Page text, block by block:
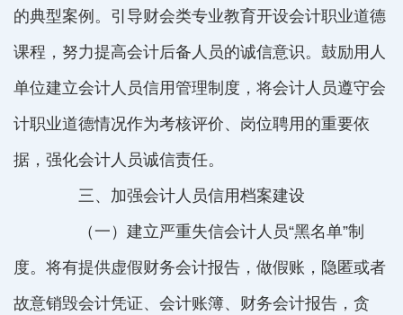
的典型案例。引导财会类专业教育开设会计职业道德
课程，努力提高会计后备人员的诚信意识。鼓励用人
单位建立会计人员信用管理制度，将会计人员遵守会
计职业道德情况作为考核评价、岗位聘用的重要依
据，强化会计人员诚信责任。
三、加强会计人员信用档案建设
（一）建立严重失信会计人员“黑名单”制
度。将有提供虚假财务会计报告，做假账，隐匿或者
故意销毁会计凭证、会计账簿、财务会计报告，贪